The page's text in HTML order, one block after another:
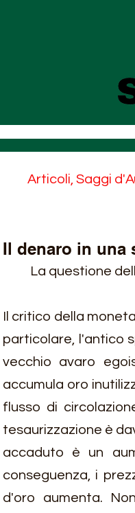
Articoli, Saggi
Il denaro in una
La questione
Il critico della
particolare, l'antico
vecchio avaro
accumula oro
flusso di
tesaurizzazione è
accaduto è un
conseguenza, i
d'oro aumenta.